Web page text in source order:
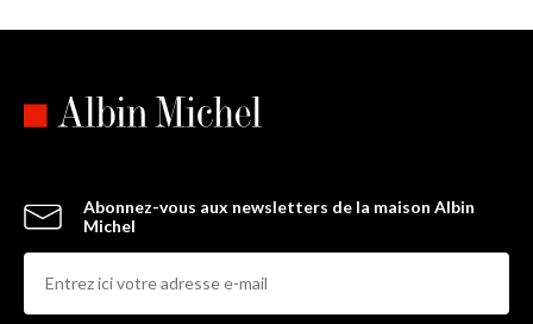
Abonnez-vous aux newsletters de la maison Albin
Michel